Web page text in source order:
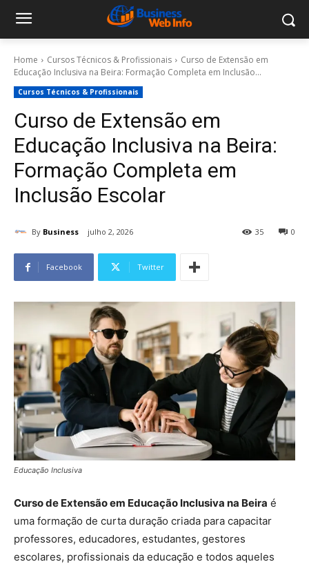
Home Cursos Técnicos & Profissionais
Curso de Extensão em
Educação Inclusiva na Beira: Formação Completa em Inclusão...
Cursos Técnicos & Profissionais
Curso de Extensão em
Educação Inclusiva na Beira:
Formação Completa em
Inclusão Escolar
By Business julho 2, 2026 0
35
Facebook Twitter
Educação Inclusiva
Curso de Extensão em Educação Inclusiva na Beira é
uma formação de curta duração criada para capacitar
professores, educadores, estudantes, gestores
escolares, profissionais da educação e todos aqueles